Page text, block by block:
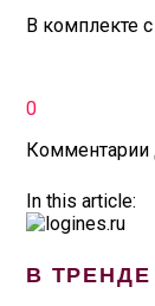
В комплекте
0
Комментарии
In this article:
В ТРЕНДЕ